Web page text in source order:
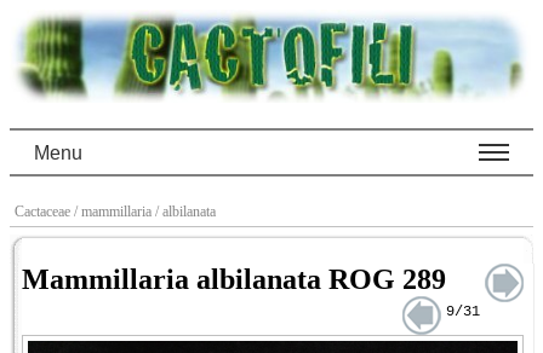
Menu
Cactaceae / mammillaria / albilanata
Mammillaria albilanata ROG 289
9/31